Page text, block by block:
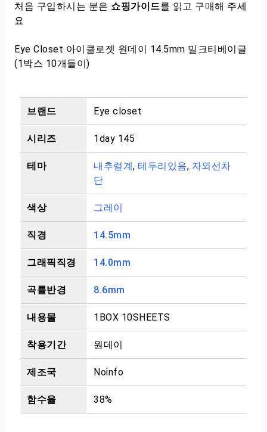
처음 구입하시는 분은 쇼핑가이드를 읽고 구매해 주세
요
Eye Closet 아이클로젯 원데이 14.5mm 밀크티베이글
(1박스 10개들이)
브랜드 Eye closet
시리즈 1day 145
테마 내추럴계, 테두리있음, 자외선차
단
색상 그레이
직경 14.5mm
그래픽직경 14.0mm
곡률반경 8.6mm
내용물 1BOX 10SHEETS
착용기간 원데이
제조국 Noinfo
함수율 38%